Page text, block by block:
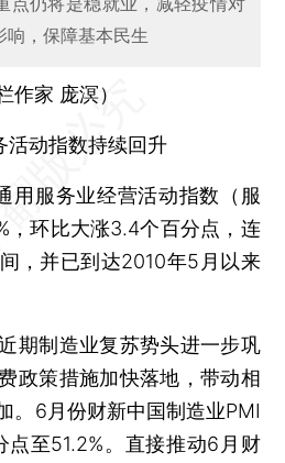
响，保障基本民生
作家 庞溟）
活动指数持续回升
服务业经营活动指数（服
，环比大涨3.4个百分点，连
，并已到达2010年5月以来
制造业复苏势头进一步巩
政策措施加快落地，带动相
。6月份财新中国制造业PMI
至51.2%。直接推动6月财